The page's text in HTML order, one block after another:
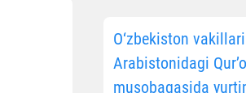
O‘zbekiston
Arabistonidagi
musobaqasida